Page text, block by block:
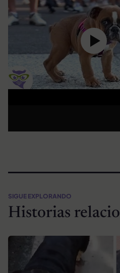
SIGUE EXPLORANDO
Historias